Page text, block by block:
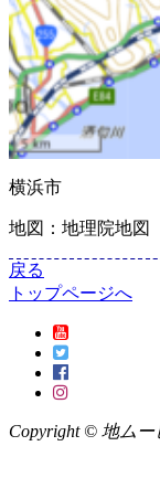
横浜市
地図：地理院地図
戻る
トップページへ
Copyright © 地ムー